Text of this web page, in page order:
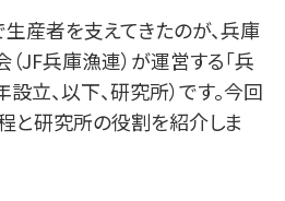
産者を支えてきたのが、兵庫
JF兵庫漁連）が運営する「兵
立、以下、研究所）です。今回
と研究所の役割を紹介しま